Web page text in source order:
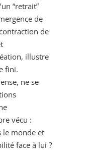
“retrait”
de
de
illustre
fini.
ne se
vécu :
le monde et
face à lui ?